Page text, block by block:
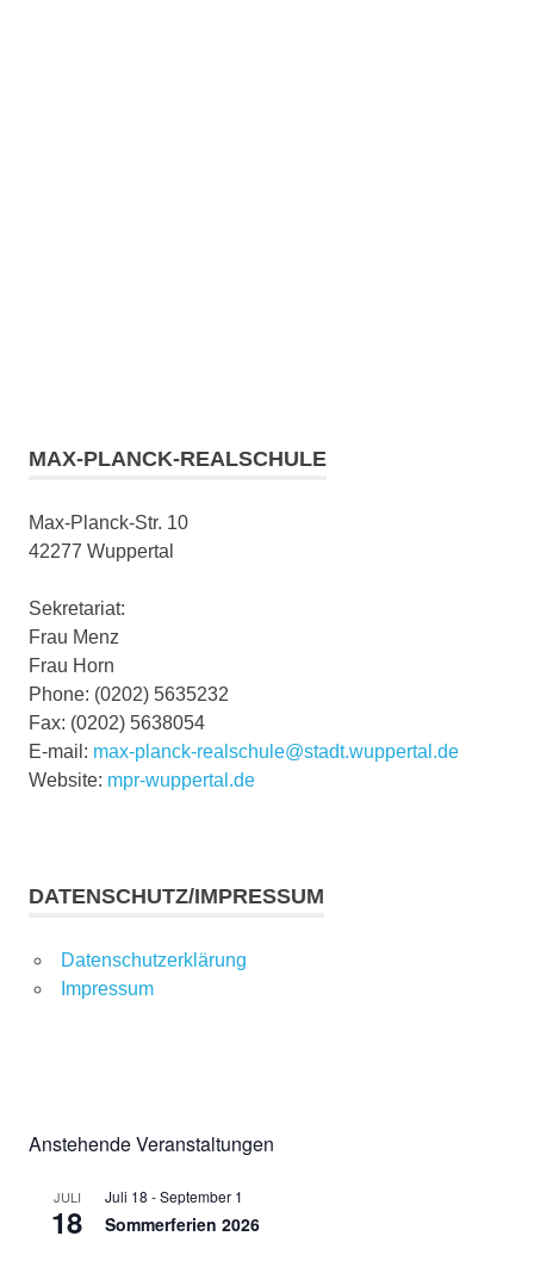
MAX-PLANCK-REALSCHULE
Max-Planck-Str. 10
42277 Wuppertal
Sekretariat:
Frau Menz
Frau Horn
Phone: (0202) 5635232
Fax: (0202) 5638054
E-mail: max-planck-realschule@stadt.wuppertal.de
Website: mpr-wuppertal.de
DATENSCHUTZ/IMPRESSUM
Datenschutzerklärung
Impressum
Anstehende Veranstaltungen
JULI
18
Juli 18 -September 1
Sommerferien 2026